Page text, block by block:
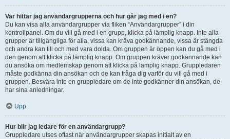
Var hittar jag användargrupperna och hur går jag med i en?
Du kan visa alla användargrupper via fliken “Användargrupper” i din
kontrollpanel. Om du vill gå med i en grupp, klicka på lämplig knapp. Inte alla
grupper är tillgängliga för alla, vissa kan kräva godkännande, vissa är stängda
och andra kan till och med vara dolda. Om gruppen är öppen kan du gå med i
den genom att klicka på lämplig knapp. Om gruppen kräver godkännande kan
du ansöka om medlemskap genom att klicka på lämplig knapp. Gruppledaren
måste godkänna din ansökan och de kan fråga dig varför du vill gå med i
gruppen. Besvära inte en gruppledare om de inte godkänner din ansökan, de
har sina anledningar.
Upp
Hur blir jag ledare för en användargrupp?
Gruppledare utses oftast när användargrupper skapas initialt av en